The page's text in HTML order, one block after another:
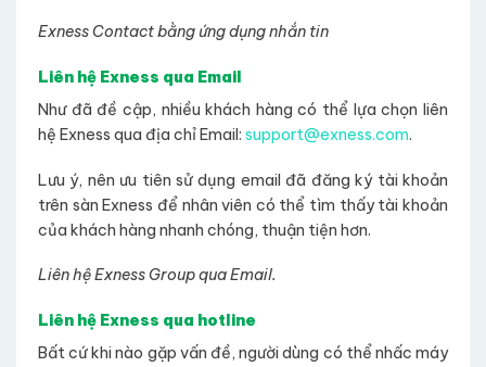
Exness Contact bằng ứng dụng nhắn tin
Liên hệ Exness qua Email
Như đã đề cập, nhiều khách hàng có thể lựa chọn liên
hệ Exness qua địa chỉ Email: support@exness.com.
Lưu ý, nên ưu tiên sử dụng email đã đăng ký tài khoản
trên sàn Exness để nhân viên có thể tìm thấy tài khoản
của khách hàng nhanh chóng, thuận tiện hơn.
Liên hệ Exness Group qua Email.
Liên hệ Exness qua hotline
Bất cứ khi nào gặp vấn đề, người dùng có thể nhấc máy